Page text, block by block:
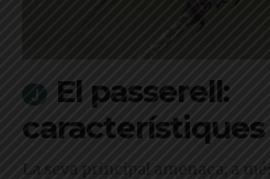
El passerell:
La seva principal amenaça, a